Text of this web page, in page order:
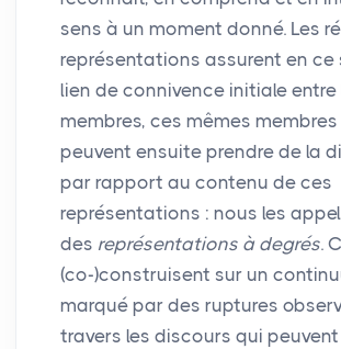
sens à un moment donné. Les
représentations assurent en ce
lien de connivence initiale entre
membres, ces mêmes
peuvent ensuite prendre de la
par rapport au contenu de ces
représentations : nous les
des représentations à degrés.
(co-)construisent sur un
marqué par des ruptures
travers les discours qui